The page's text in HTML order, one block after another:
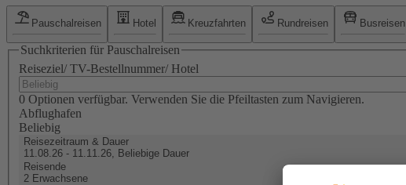
Pauschalreisen Hotel Kreuzfahrten Rundreisen Busreisen
Suchkriterien für Pauschalreisen
Reiseziel/ TV-Bestellnummer/ Hotel
0 Optionen verfügbar. Verwenden Sie die Pfeiltasten zum Navigieren.
Abflughafen
Beliebig
Reisezeitraum & Dauer
11.08.26 - 11.11.26, Beliebige Dauer
Reisende
2 Erwachsene